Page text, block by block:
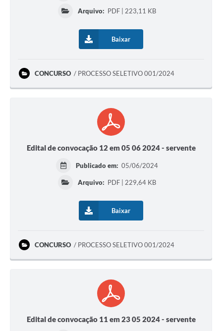
Arquivo: PDF | 223,11 KB
Baixar
CONCURSO PROCESSO SELETIVO 001/2024
Edital de convocação 12 em 05 06 2024 - servente
Publicado em: 05/06/2024
Arquivo: PDF | 229,64 KB
Baixar
CONCURSO PROCESSO SELETIVO 001/2024
Edital de convocação 11 em 23 05 2024 - servente